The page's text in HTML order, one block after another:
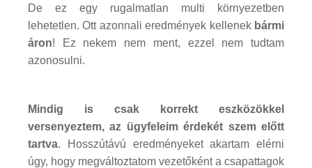
De ez egy rugalmatlan multi környezetben
lehetetlen. Ott azonnali eredmények kellenek bármi
áron! Ez nekem nem ment, ezzel nem tudtam
azonosulni.
Mindig is csak korrekt eszközökkel
versenyeztem, az ügyfeleim érdekét szem előtt
tartva. Hosszútávú eredményeket akartam elérni
úgy, hogy megváltoztatom vezetőként a csapattagok